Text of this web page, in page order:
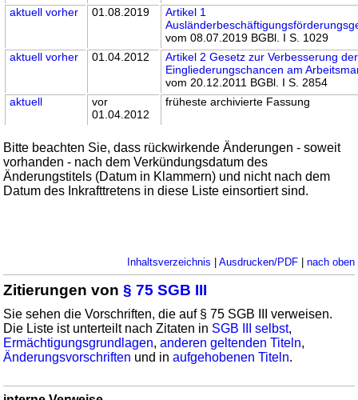
aktuell vorher 01.08.2019
Artikel 1
vom 08.07.2019 BGBl. I S. 1029
aktuell vorher 01.04.2012
Artikel 2 Gesetz zur Verbesserung der
Eingliederungschancen am
vom 20.12.2011 BGBl. I S. 2854
aktuell
vor
01.04.2012
früheste archivierte Fassung
Bitte beachten Sie, dass rückwirkende Änderungen - soweit
vorhanden - nach dem Verkündungsdatum des
Änderungstitels (Datum in Klammern) und nicht nach dem
Datum des Inkrafttretens in diese Liste einsortiert sind.
Inhaltsverzeichnis | Ausdrucken/PDF| nach oben
Zitierungen von§ 75 SGB III
Sie sehen die Vorschriften, die auf § 75 SGB III verweisen.
Die Liste ist unterteilt nach Zitaten in SGB III selbst,
Ermächtigungsgrundlagen,anderen geltenden Titeln,
Änderungsvorschriften und inaufgehobenen Titeln.